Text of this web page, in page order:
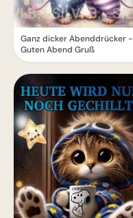
Ganz dicker Abenddrücker -
Guten Abend Gruß